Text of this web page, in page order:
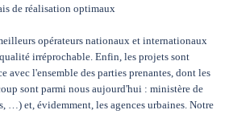
de réalisation optimaux
opérateurs nationaux et internationaux
irréprochable. Enfin, les projets sont
avec l'ensemble des parties prenantes, dont les
sont parmi nous aujourd'hui : ministère de
…) et, évidemment, les agences urbaines. Notre